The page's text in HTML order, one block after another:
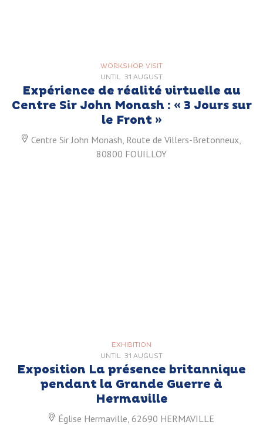
WORKSHOP, VISIT
UNTIL 31 AUGUST
Expérience de réalité virtuelle au
Centre Sir John Monash : « 3 Jours sur
le Front »
Centre Sir John Monash, Route de Villers-Bretonneux,
80800 FOUILLOY
EXHIBITION
UNTIL 31 AUGUST
Exposition La présence britannique
pendant la Grande Guerre à
Hermaville
Église Hermaville, 62690 HERMAVILLE